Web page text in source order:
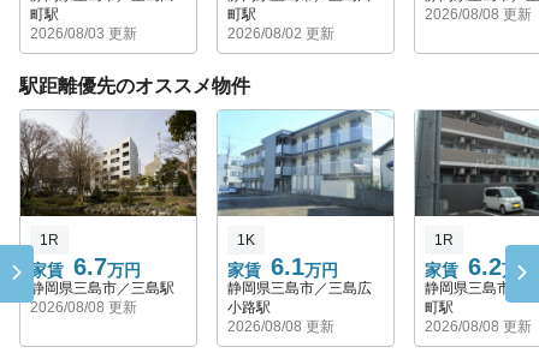
町駅
2026/08/03 更新
町駅
2026/08/02 更新
2026/08/08 更新
駅距離優先のオススメ物件
家賃 6.7万円
1R
静岡県三島市／三島駅
2026/08/08 更新
家賃 6.1万円
1K
静岡県三島市／三島広
小路駅
2026/08/08 更新
家賃 6.2万円
1R
静岡県三島市／
町駅
2026/08/08 更新